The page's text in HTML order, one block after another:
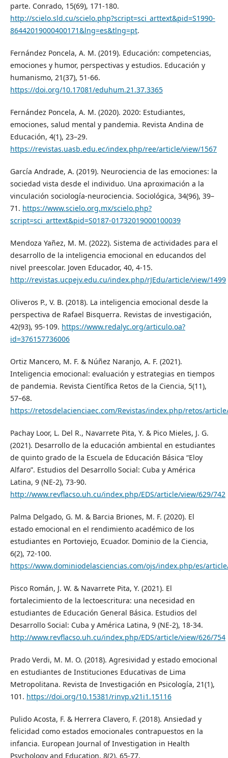
parte. Conrado, 15(69), 171-180.
http://scielo.sld.cu/scielo.php?script=sci_arttext&pid=S1990-
86442019000400171&lng=es&tlng=pt.
Fernández Poncela, A. M. (2019). Educación: competencias,
emociones y humor, perspectivas y estudios. Educación y
humanismo, 21(37), 51-66.
https://doi.org/10.17081/eduhum.21.37.3365
Fernández Poncela, A. M. (2020). 2020: Estudiantes,
emociones, salud mental y pandemia. Revista Andina de
Educación, 4(1), 23–29.
https://revistas.uasb.edu.ec/index.php/ree/article/view/1567
García Andrade, A. (2019). Neurociencia de las emociones: la
sociedad vista desde el individuo. Una aproximación a la
vinculación sociología-neurociencia. Sociológica, 34(96), 39–
71. https://www.scielo.org.mx/scielo.php?
script=sci_arttext&pid=S0187-01732019000100039
Mendoza Yañez, M. M. (2022). Sistema de actividades para el
desarrollo de la inteligencia emocional en educandos del
nivel preescolar. Joven Educador, 40, 4-15.
http://revistas.ucpejv.edu.cu/index.php/rJEdu/article/view/1499
Oliveros P., V. B. (2018). La inteligencia emocional desde la
perspectiva de Rafael Bisquerra. Revistas de investigación,
42(93), 95-109. https://www.redalyc.org/articulo.oa?
id=376157736006
Ortiz Mancero, M. F. & Núñez Naranjo, A. F. (2021).
Inteligencia emocional: evaluación y estrategias en tiempos
de pandemia. Revista Científica Retos de la Ciencia, 5(11),
57–68.
https://retosdelacienciaec.com/Revistas/index.php/retos/
Pachay Loor, L. Del R., Navarrete Pita, Y. & Pico Mieles, J. G.
(2021). Desarrollo de la educación ambiental en estudiantes
de quinto grado de la Escuela de Educación Básica “Eloy
Alfaro”. Estudios del Desarrollo Social: Cuba y América
Latina, 9 (NE-2), 73-90.
http://www.revflacso.uh.cu/index.php/EDS/article/view/629/742
Palma Delgado, G. M. & Barcia Briones, M. F. (2020). El
estado emocional en el rendimiento académico de los
estudiantes en Portoviejo, Ecuador. Dominio de la Ciencia,
6(2), 72-100.
https://www.dominiodelasciencias.com/ojs/index.php/es/
Pisco Román, J. W. & Navarrete Pita, Y. (2021). El
fortalecimiento de la lectoescritura: una necesidad en
estudiantes de Educación General Básica. Estudios del
Desarrollo Social: Cuba y América Latina, 9 (NE-2), 18-34.
http://www.revflacso.uh.cu/index.php/EDS/article/view/626/754
Prado Verdi, M. M. O. (2018). Agresividad y estado emocional
en estudiantes de Instituciones Educativas de Lima
Metropolitana. Revista de Investigación en Psicología, 21(1),
101. https://doi.org/10.15381/rinvp.v21i1.15116
Pulido Acosta, F. & Herrera Clavero, F. (2018). Ansiedad y
felicidad como estados emocionales contrapuestos en la
infancia. European Journal of Investigation in Health
Psychology and Education, 8(2), 65-77.